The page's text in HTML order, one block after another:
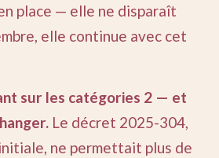
place — elle ne disparaît
elle continue avec cet
sur les catégories 2 — et
Le décret 2025-304,
ne permettait plus de